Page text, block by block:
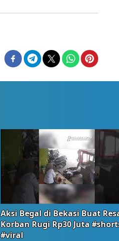
Aksi Begal di Bekasi Buat
Korban Rugi Rp30 Juta
#viral